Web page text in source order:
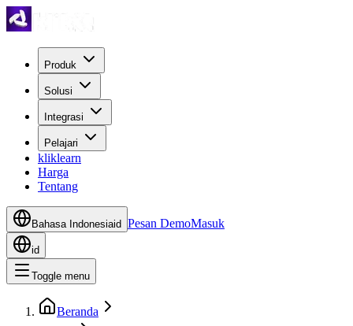
Produk
Solusi
Integrasi
Pelajari
kliklearn
Harga
Tentang
Bahasa Indonesiaid Pesan DemoMasuk
id
Toggle menu
Beranda